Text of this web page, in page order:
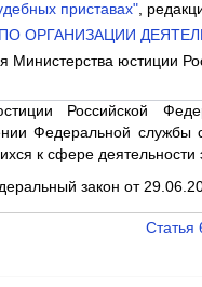
приставах",
ОРГАНИЗАЦИИ
Министерства юстиции
Российской
Федеральной службы
к сфере деятельности
закон от
Статья